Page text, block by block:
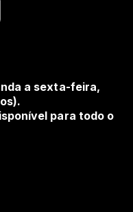
a sexta-feira,
para todo o